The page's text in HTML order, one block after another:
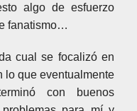
algo de esfuerzo
fanatismo…
cual se focalizó en
lo que eventualmente
con buenos